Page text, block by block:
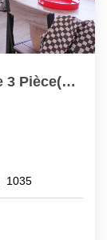
Appartement Vendin Les Bethune 3 Pièce(s) 64 M2
1035